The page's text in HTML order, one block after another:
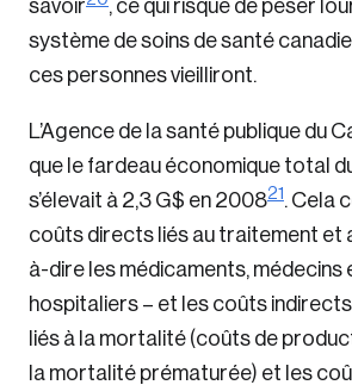
savoir
, ce qui risque de peser
système de soins de santé
ces personnes vieilliront.
L’Agence de la santé publique du
que le fardeau économique total
s’élevait à 2,3 G$ en 200821. Cela
coûts directs liés au traitement et
à-dire les médicaments, médecins
hospitaliers – et les coûts
liés à la mortalité (coûts de
la mortalité prématurée) et les